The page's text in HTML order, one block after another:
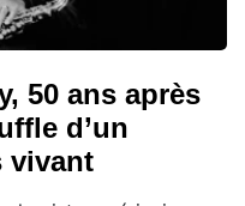
50 ans après
d’un
vivant